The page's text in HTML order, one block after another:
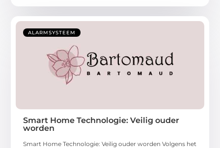
ALARMSYSTEEM
Smart Home Technologie: Veilig ouder
worden
Smart Home Technologie: Veilig ouder worden Volgens het